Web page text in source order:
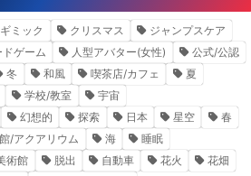
ギミック クリスマス
ジャンプスケア
ドゲーム 人型アバター(女性)
公式/公認
冬 和風 喫茶店/カフェ
夏
学校/教室
宇宙
幻想的 探索 日本 星空
春
/アクアリウム 海
睡眠
術館 脱出 自動車 花火
花畑